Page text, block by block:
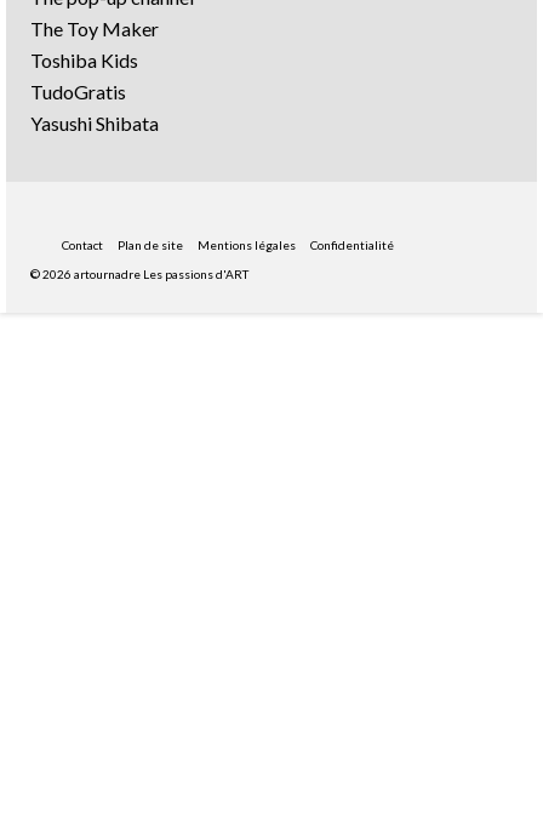
The Toy Maker
Toshiba Kids
TudoGratis
Yasushi Shibata
Contact Plan de site Mentions légales
Confidentialité
© 2026 artournadre Les passions d'ART